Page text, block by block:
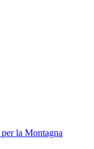
la Montagna